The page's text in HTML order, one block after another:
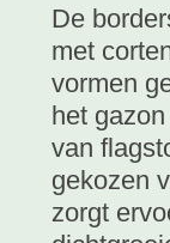
De
met
vormen
het
van
gekozen
zorgt